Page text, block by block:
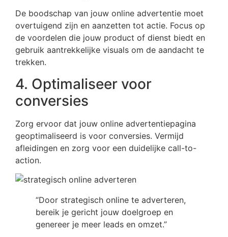
De boodschap van jouw online advertentie moet
overtuigend zijn en aanzetten tot actie. Focus op
de voordelen die jouw product of dienst biedt en
gebruik aantrekkelijke visuals om de aandacht te
trekken.
4. Optimaliseer voor
conversies
Zorg ervoor dat jouw online advertentiepagina
geoptimaliseerd is voor conversies. Vermijd
afleidingen en zorg voor een duidelijke call-to-
action.
“Door strategisch online te adverteren,
bereik je gericht jouw doelgroep en
genereer je meer leads en omzet.”